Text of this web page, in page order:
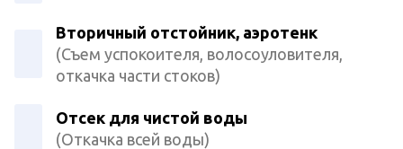
Вторичный отстойник, аэротенк
(Съем успокоителя, волосоуловителя,
откачка части стоков)
Отсек для чистой воды
(Откачка всей воды)